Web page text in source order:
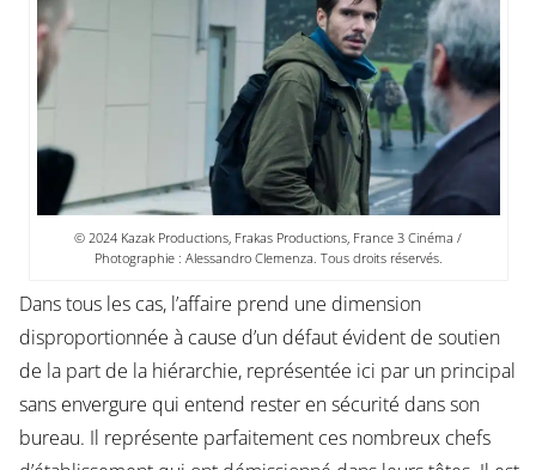
© 2024 Kazak Productions, Frakas Productions, France 3 Cinéma /
Photographie : Alessandro Clemenza. Tous droits réservés.
Dans tous les cas, l’affaire prend une dimension
disproportionnée à cause d’un défaut évident de soutien
de la part de la hiérarchie, représentée ici par un principal
sans envergure qui entend rester en sécurité dans son
bureau. Il représente parfaitement ces nombreux chefs